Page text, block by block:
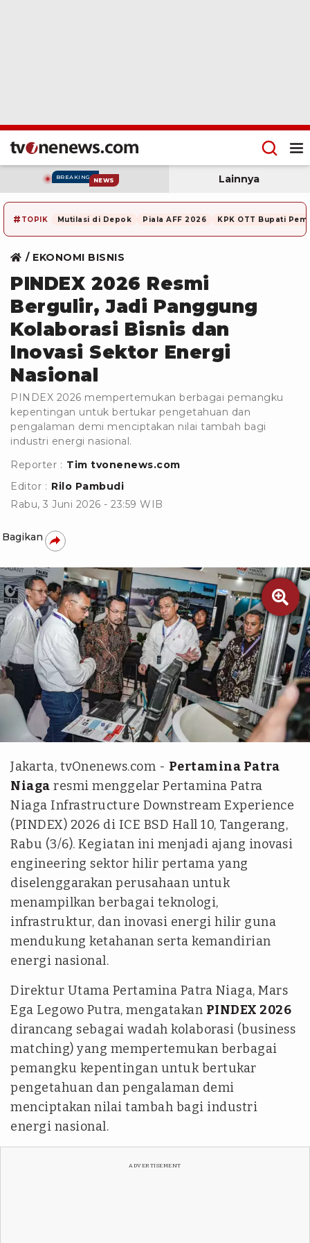
BREAKING NEWS Lainnya
# TOPIK Mutilasi di Depok Piala AFF 2026 KPK OTT Bupati
EKONOMI BISNIS
PINDEX 2026 Resmi
Bergulir, Jadi Panggung
Kolaborasi Bisnis dan
Inovasi Sektor Energi
Nasional
PINDEX 2026 mempertemukan berbagai pemangku
kepentingan untuk bertukar pengetahuan dan
pengalaman demi menciptakan nilai tambah bagi
industri energi nasional.
Reporter : Tim tvonenews.com
Editor : Rilo Pambudi
Rabu, 3 Juni 2026 - 23:59 WIB
Bagikan

Ist
Jakarta, tvOnenews.com - Pertamina Patra
Niaga resmi menggelar Pertamina Patra
Niaga Infrastructure Downstream Experience
(PINDEX) 2026 di ICE BSD Hall 10, Tangerang,
Rabu (3/6). Kegiatan ini menjadi ajang inovasi
engineering sektor hilir pertama yang
diselenggarakan perusahaan untuk
menampilkan berbagai teknologi,
infrastruktur, dan inovasi energi hilir guna
mendukung ketahanan serta kemandirian
energi nasional.
Direktur Utama Pertamina Patra Niaga, Mars
Ega Legowo Putra, mengatakan PINDEX 2026
dirancang sebagai wadah kolaborasi (business
matching) yang mempertemukan berbagai
pemangku kepentingan untuk bertukar
pengetahuan dan pengalaman demi
menciptakan nilai tambah bagi industri
energi nasional.
ADVERTISEMENT